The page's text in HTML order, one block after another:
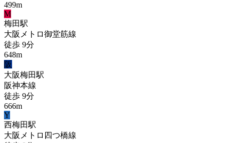
499m
M
梅田駅
大阪メトロ御堂筋線
徒歩 9分
648m
阪
大阪梅田駅
阪神本線
徒歩 9分
666m
Y
西梅田駅
大阪メトロ四つ橋線